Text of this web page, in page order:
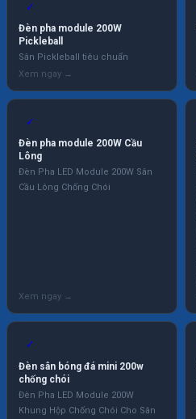
✓
Đèn pha module 200W
Pickleball
Sân Pickleball tiêu chuẩn
✓
Đèn pha module 200W Cầu
Lông
Đèn Pha LED Module 200W Sân
Cầu Lông Chống Chói
✓
Đèn sân bóng đá mini 200w
chống chói
Đèn Pha LED Module 200W
Khung Hộp Chống Chói Cho Sân